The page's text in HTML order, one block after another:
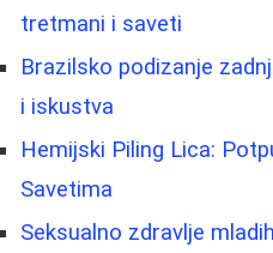
tretmani i saveti
Brazilsko podizanje
i iskustva
Hemijski Piling Lica:
Savetima
Seksualno zdravlje